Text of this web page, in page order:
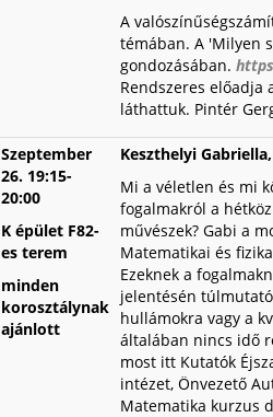
A
témában. A 'Milyen
gondozásában.
Rendszeres előadja
láthattuk. Pintér
Szeptember
26. 19:15-
20:00
K épület F82-
es terem
minden
korosztálynak
ajánlott
Keszthelyi
Mi a véletlen és mi
fogalmakról a
művészek? Gabi a
Matematikai és
Ezeknek a
jelentésén
hullámokra vagy a
általában nincs idő
most itt Kutatók
intézet, Önvezető
Matematika kurzus